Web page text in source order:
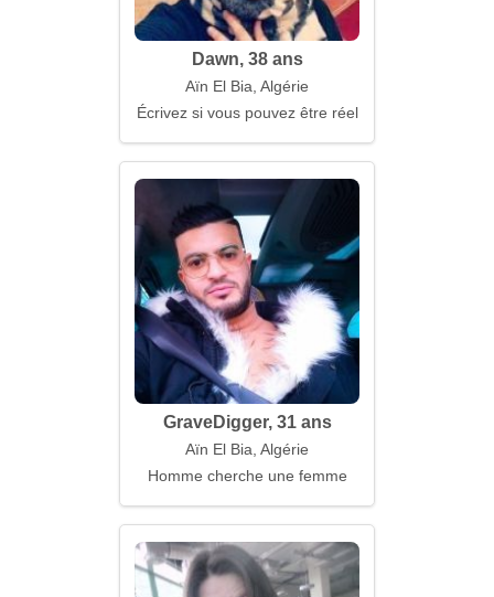
Dawn, 38 ans
Aïn El Bia, Algérie
Écrivez si vous pouvez être réel
GraveDigger, 31 ans
Aïn El Bia, Algérie
Homme cherche une femme